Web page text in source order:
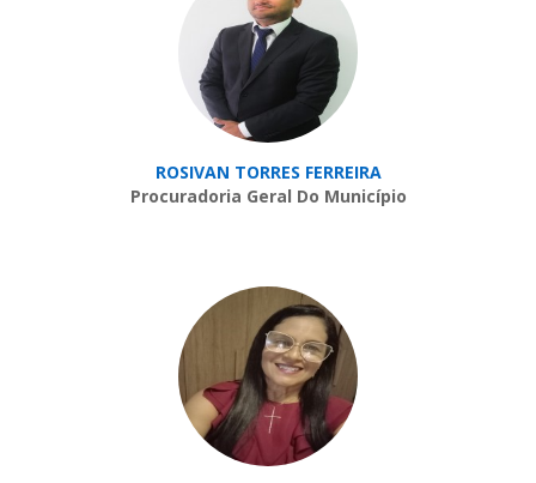
ROSIVAN TORRES FERREIRA
Procuradoria Geral Do Município